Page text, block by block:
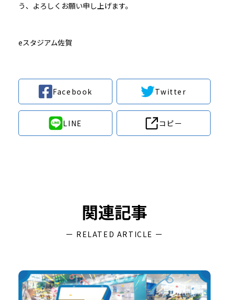
う、よろしくお願い申し上げます。
eスタジアム佐賀
Facebook Twitter
LINE コピー
関連記事
ー RELATED ARTICLE ー